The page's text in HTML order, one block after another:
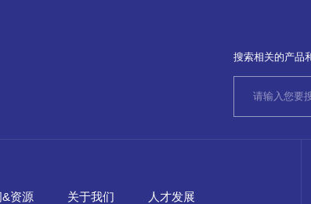
搜索相关的产品
&资源 关于我们 人才发展